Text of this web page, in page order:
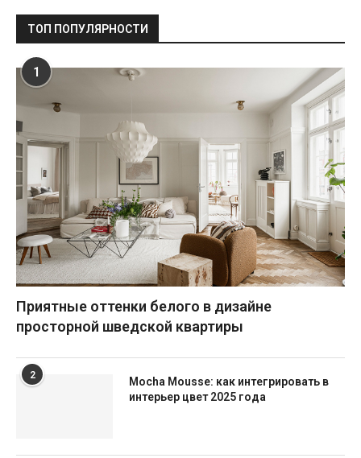
ТОП ПОПУЛЯРНОСТИ
1
Приятные оттенки белого в дизайне
просторной шведской квартиры
2
Mocha Mousse: как интегрировать в
интерьер цвет 2025 года